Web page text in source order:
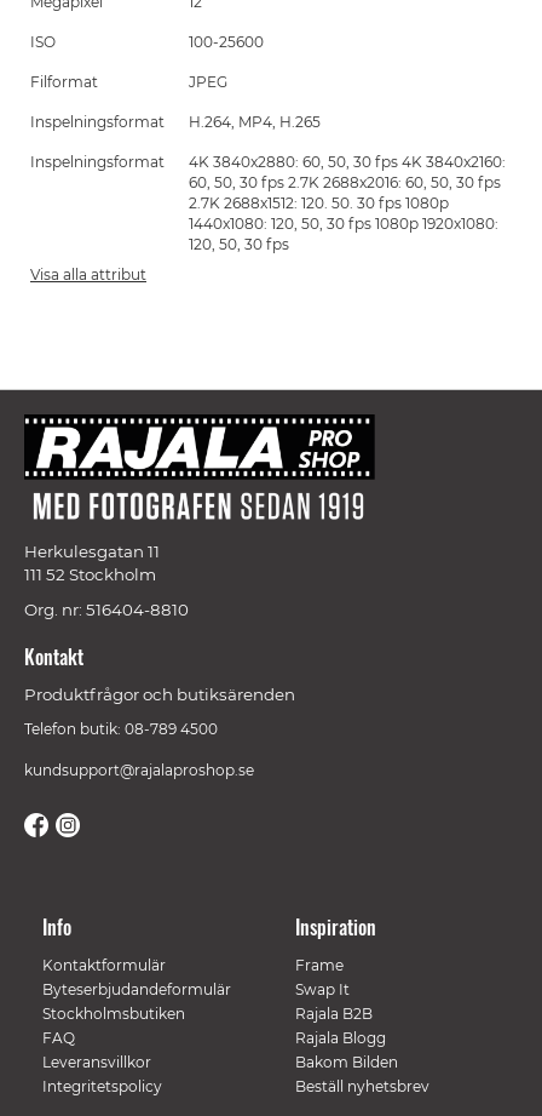
ISO 100-25600
Filformat JPEG
Inspelningsformat H.264, MP4, H.265
Inspelningsformat
4K 3840x2880: 60, 50, 30 fps 4K 3840x2160:
60, 50, 30 fps 2.7K 2688x2016: 60, 50, 30 fps
2.7K 2688x1512: 120. 50. 30 fps 1080p
1440x1080: 120, 50, 30 fps 1080p 1920x1080:
120, 50, 30 fps
Visa alla attribut
Herkulesgatan 11
111 52 Stockholm
Org. nr: 516404-8810
Kontakt
Produktfrågor och butiksärenden
Telefon butik: 08-789 4500
kundsupport@rajalaproshop.se
Info
Kontaktformulär
Byteserbjudandeformulär
Stockholmsbutiken
FAQ
Leveransvillkor
Integritetspolicy
Inspiration
Frame
Swap It
Rajala B2B
Rajala Blogg
Bakom Bilden
Beställ nyhetsbrev